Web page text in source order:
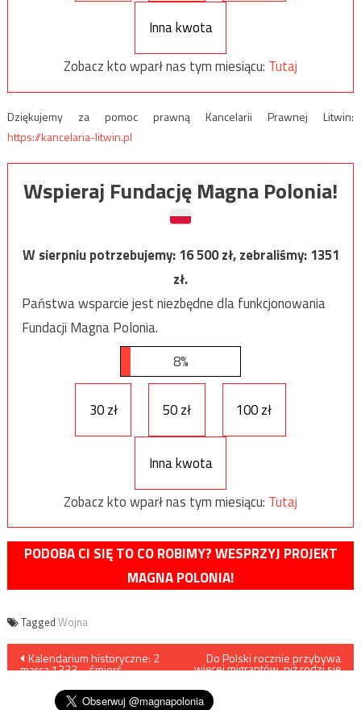
Inna kwota
Zobacz kto wparł nas tym miesiącu: Tutaj
Dziękujemy za pomoc prawną Kancelarii Prawnej Litwin:
https://kancelaria-litwin.pl
Wspieraj Fundację Magna Polonia!
W sierpniu potrzebujemy:16 500zł, zebraliśmy:1351
zł.
Państwa wsparcie jest niezbędne dla funkcjonowania
Fundacji Magna Polonia.
8%
30 zł 50 zł 100 zł
Inna kwota
Zobacz kto wparł nas tym miesiącu: Tutaj
PODOBA CI SIĘ TO CO ROBIMY? WESPRZYJ PROJEKT
MAGNA POLONIA!
Tagged Wojna
Nawigacja
wpisu
Kalendarium historyczne: 2
marca 1333 – śmierć
Do Polski rocznie przybywa
więcej migrantów, niż rodzi się